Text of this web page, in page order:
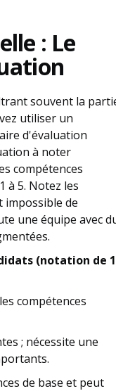
: Le
souvent la
utiliser un
d'évaluation
à noter
compétences
à 5. Notez les
impossible de
une équipe avec
(notation de 1
compétences
; nécessite une
de base et peut